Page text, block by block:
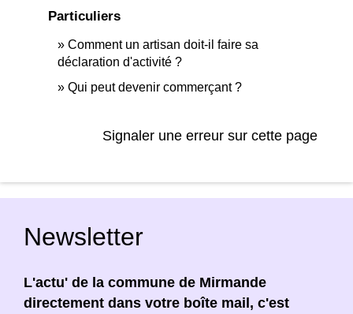
Particuliers
Comment un artisan doit-il faire sa
déclaration d'activité ?
Qui peut devenir commerçant ?
Signaler une erreur sur cette page
Newsletter
L'actu' de la commune de Mirmande
directement dans votre boîte mail, c'est